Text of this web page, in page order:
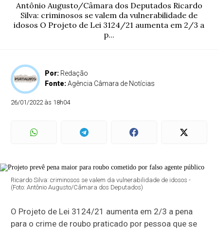
Antônio Augusto/Câmara dos Deputados Ricardo
Silva: criminosos se valem da vulnerabilidade de
idosos O Projeto de Lei 3124/21 aumenta em 2/3 a
p...
Por: Redação
Fonte:Agência Câmara de Notícias
26/01/2022 às 18h04
Ricardo Silva: criminosos se valem da vulnerabilidade de idosos -
(Foto: Antônio Augusto/Câmara dos Deputados)
O Projeto de Lei 3124/21 aumenta em 2/3 a pena
para o crime de roubo praticado por pessoa que se